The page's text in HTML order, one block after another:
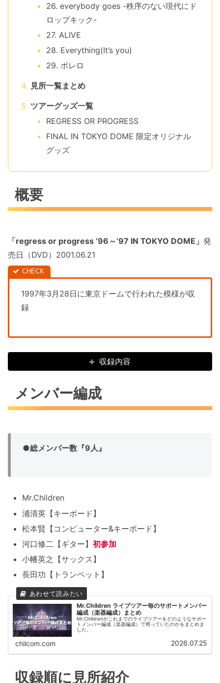
26. everybody goes -秩序のない現代にド
ロップキック-
27. ALIVE
28. Everything(It’s you)
29. ボレロ
見所一覧まとめ
ツアーグッズ一覧
REGRESS OR PROGRESS
FINAL IN TOKYO DOME 限定オリジナル
グッズ
概要
「regress or progress ’96～’97 IN TOKYO DOME」 発
売日（DVD）2001.06.21
1997年3月28日に東京ドームで行われた模様が収
録
収録内容
メンバー編成
●総メンバー数『9人』
Mr.Children
浦清英【キーボード】
松本賢【コンピューター&キーボード】
河口修二【ギター】初参加
小幡英之【サックス】
長田功【トランペット】
Mr.Children ライブツアー毎のサポートメンバー
編成（楽器編成）まとめ
Mr.Childrenがこれまでのライブツアーをどのようなサポー
トメンバー編成（楽器編成）で周っていたのかをまとめま
した。
chilcom.com 2026.07.25
収録順に見所紹介